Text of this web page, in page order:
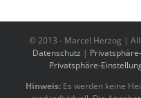
© 2013 - Marcel Herzog |
Datenschutz |
Privatsphäre-
Hinweis: Es werden keine